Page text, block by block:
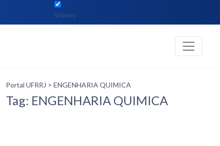
Vídeos
Portal UFRRJ > ENGENHARIA QUIMICA
Tag: ENGENHARIA QUIMICA